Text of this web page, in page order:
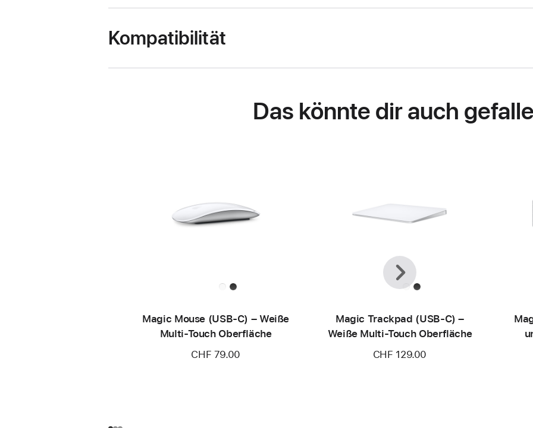
Kompatibilität
Das könnte dir auch
Magic Mouse (USB‑C) – Weiße
Multi-Touch Oberfläche
CHF 79.00
Magic Trackpad (USB‑C) –
Weiße Multi-Touch Oberfläche
CHF 129.00
Zurück
Weiter